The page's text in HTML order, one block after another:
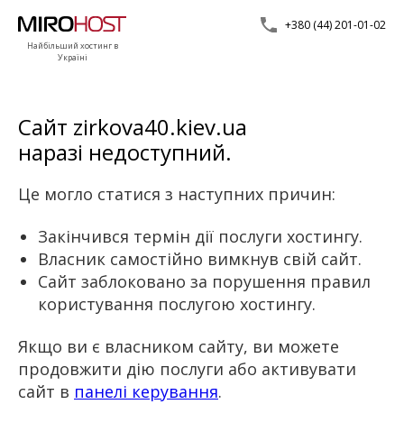
Найбільший хостинг в
Україні
+380 (44) 201-01-02
Сайт zirkova40.kiev.ua
наразі недоступний.
Це могло статися з наступних причин:
Закінчився термін дії послуги хостингу.
Власник самостійно вимкнув свій сайт.
Сайт заблоковано за порушення правил
користування послугою хостингу.
Якщо ви є власником сайту, ви можете
продовжити дію послуги або активувати
сайт в панелі керування.